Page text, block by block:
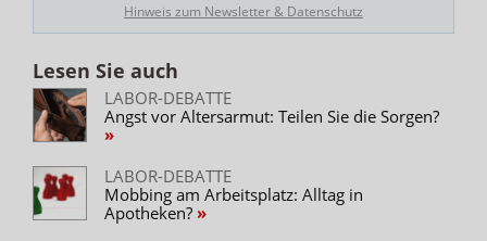
Hinweis zum Newsletter & Datenschutz
Lesen Sie auch
LABOR-DEBATTE
Angst vor Altersarmut: Teilen Sie die Sorgen?
LABOR-DEBATTE
Mobbing am Arbeitsplatz: Alltag in
Apotheken?